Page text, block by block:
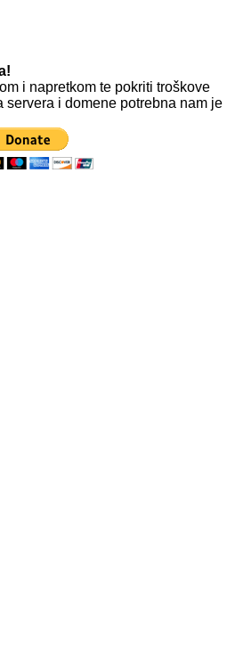
i napretkom te pokriti troškove
servera i domene potrebna nam je